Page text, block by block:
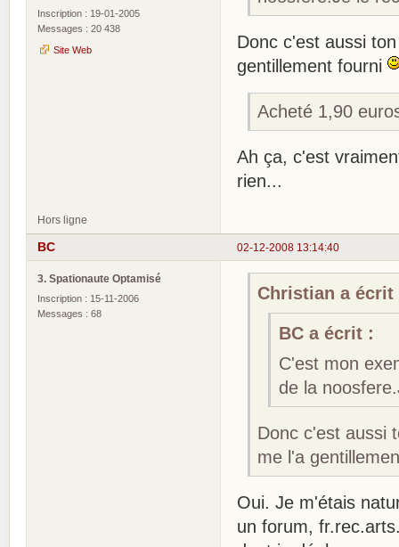
Inscription : 19-01-2005
Messages : 20 438
Site Web
Donc c'est aussi
gentillement fourni
Acheté 1,90
Ah ça, c'est
rien...
Hors ligne
02-12-2008 13:14:40
BC
3. Spationaute Optamisé
Inscription : 15-11-2006
Messages : 68
Christian a écrit
BC a écrit :
C'est mon
de la
Donc c'est aussi
me l'a
Oui. Je m'étais
un forum,